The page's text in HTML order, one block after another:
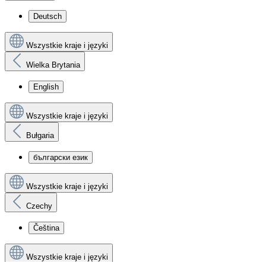
Deutsch
Wszystkie kraje i języki
Wielka Brytania
English
Wszystkie kraje i języki
Bułgaria
български език
Wszystkie kraje i języki
Czechy
Čeština
Wszystkie kraje i języki